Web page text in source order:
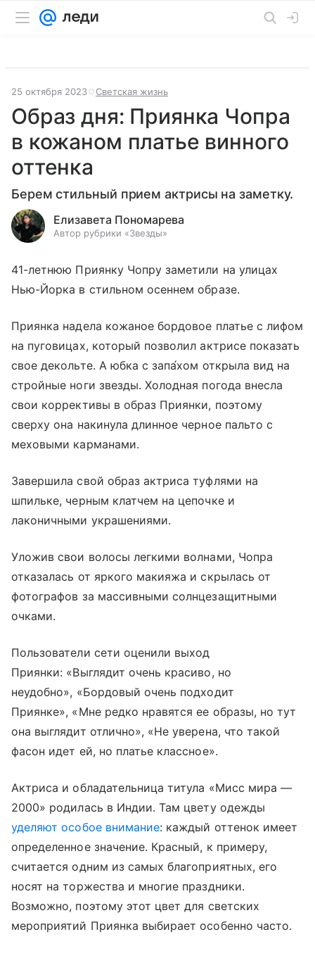
25 октября 2023 Светская жизнь
Образ дня: Приянка Чопра
в кожаном платье винного
оттенка
Берем стильный прием актрисы на заметку.
Елизавета Пономарева
Автор рубрики «Звезды»
41-летнюю Приянку Чопру заметили на улицах
Нью-Йорка в стильном осеннем образе.
Приянка надела кожаное бордовое платье с лифом
на пуговицах, который позволил актрисе показать
свое декольте. А юбка с запа́хом открыла вид на
стройные ноги звезды. Холодная погода внесла
свои коррективы в образ Приянки, поэтому
сверху она накинула длинное черное пальто с
меховыми карманами.
Завершила свой образ актриса туфлями на
шпильке, черным клатчем на цепочке и
лаконичными украшениями.
Уложив свои волосы легкими волнами, Чопра
отказалась от яркого макияжа и скрылась от
фотографов за массивными солнцезащитными
очками.
Пользователи сети оценили выход
Приянки: «Выглядит очень красиво, но
неудобно», «Бордовый очень подходит
Приянке», «Мне редко нравятся ее образы, но тут
она выглядит отлично», «Не уверена, что такой
фасон идет ей, но платье классное».
Актриса и обладательница титула «Мисс мира —
2000» родилась в Индии. Там цвету одежды
уделяют особое внимание: каждый оттенок имеет
определенное значение. Красный, к примеру,
считается одним из самых благоприятных, его
носят на торжества и многие праздники.
Возможно, поэтому этот цвет для светских
мероприятий Приянка выбирает особенно часто.